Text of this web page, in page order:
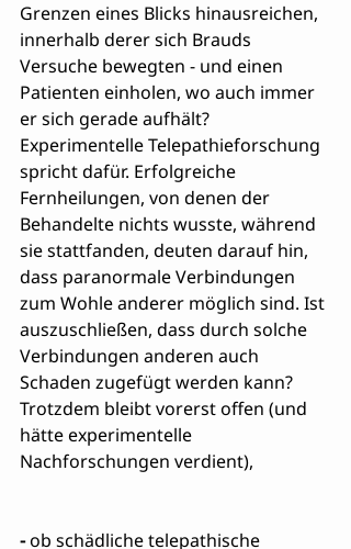
Grenzen eines Blicks hinausreichen,
innerhalb derer sich Brauds
Versuche bewegten - und einen
Patienten einholen, wo auch immer
er sich gerade aufhält?
Experimentelle Telepathieforschung
spricht dafür. Erfolgreiche
Fernheilungen, von denen der
Behandelte nichts wusste, während
sie stattfanden, deuten darauf hin,
dass paranormale Verbindungen
zum Wohle anderer möglich sind. Ist
auszuschließen, dass durch solche
Verbindungen anderen auch
Schaden zugefügt werden kann?
Trotzdem bleibt vorerst offen (und
hätte experimentelle
Nachforschungen verdient),
- ob schädliche telepathische